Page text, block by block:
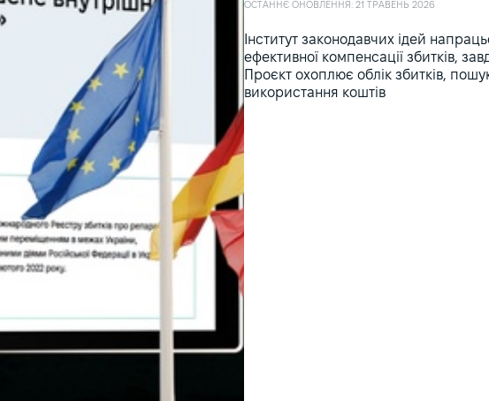
ОСТАННЄ ОНОВЛЕННЯ: 21 ТРАВЕНЬ 2026
Інститут законодавчих ідей
ефективної компенсації збитків,
Проєкт охоплює облік збитків,
використання коштів